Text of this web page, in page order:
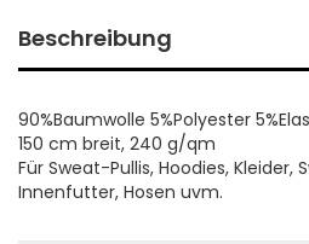
Beschreibung
90%Baumwolle 5%Polyester
150 cm breit, 240 g/qm
Für Sweat-Pullis, Hoodies, Kleider,
Innenfutter, Hosen uvm.